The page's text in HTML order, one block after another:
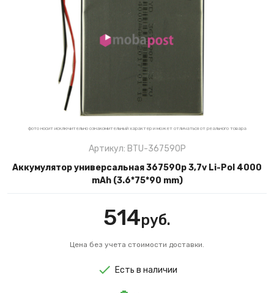
фото носит исключительно ознакомительный характер и может отличаться от реального товара
Артикул: BTU-367590P
Аккумулятор универсальная 367590p 3,7v Li-Pol 4000
mAh (3.6*75*90 mm)
514руб.
Цена без учета стоимости доставки.
Есть в наличии